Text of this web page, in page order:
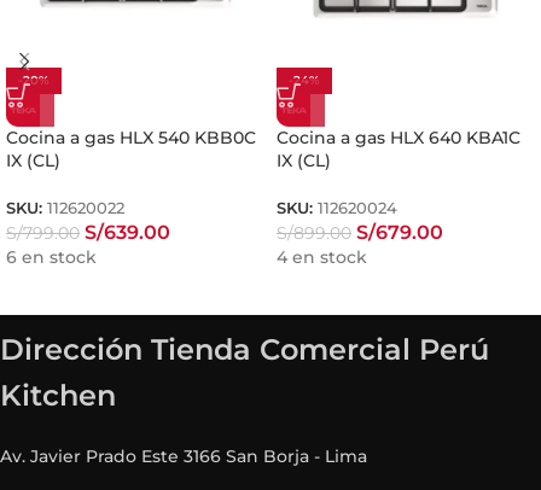
-20%
Cocina a gas HLX 540 KBB0C
IX (CL)
SKU: 112620022
S/799.00 S/639.00
6 en stock
-24%
Cocina a gas HLX 640 KBA1C
IX (CL)
SKU: 112620024
S/899.00 S/679.00
4 en stock
Dirección Tienda Comercial Perú
Kitchen
Av. Javier Prado Este 3166 San Borja - Lima